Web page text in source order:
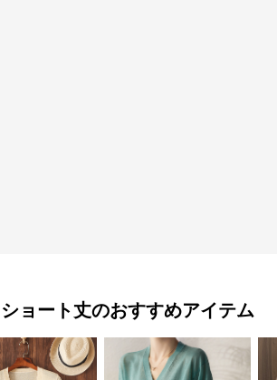
ショート丈のおすすめアイテム